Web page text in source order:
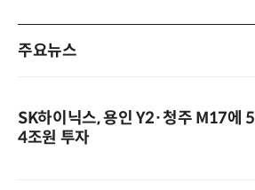
주요뉴스
SK하이닉스, 용인 Y2·청주 M17에 5
4조원 투자